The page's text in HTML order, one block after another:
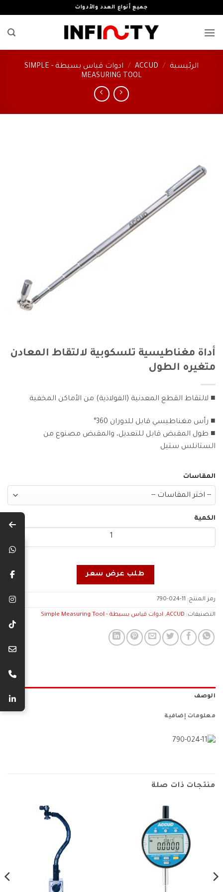
جميع أنواع العدد والأدوات
الرئيسية /
ACCUD
/
ادوات قياس بسيطة - SIMPLE
MEASURING TOOL
أداة مغناطيسية تلسكوبية لالتقاط المعادن
متغيره الطول
■ لالتقاط القطع المعدنية (الفولاذية) من الأماكن المخفية
■ رأس مغناطيسي قابل للدوران 360°
■ طول المقبض قابل للتعديل، والمقبض مصنوع من
الستانلس ستيل
المقاسات
الكمية
طلب عرض سعر
رمز المنتج: 790-024-11
التصنيفات: ACCUD
, ادوات قياس بسيطة - Simple Measuring Tool
الوصف
معلومات إضافية
منتجات ذات صلة